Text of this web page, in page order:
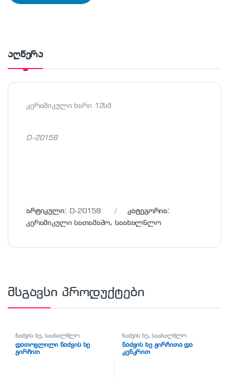
აღწერა
კერამიკული ხარი 12სმ
D-20158
არტიკული: D-20158
კატეგორია:
კერამიკული სათამაშო,საახალწლო
მსგავსი პროდუქტები
ნაძვის ხე,საახალწლო
დათოვლილი ნაძვის ხე
გირჩით
ნაძვის ხე,საახალწლო
ნაძვის ხე გირჩითა და
კენკრით